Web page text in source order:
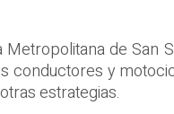
de San
conductores y
estrategias.